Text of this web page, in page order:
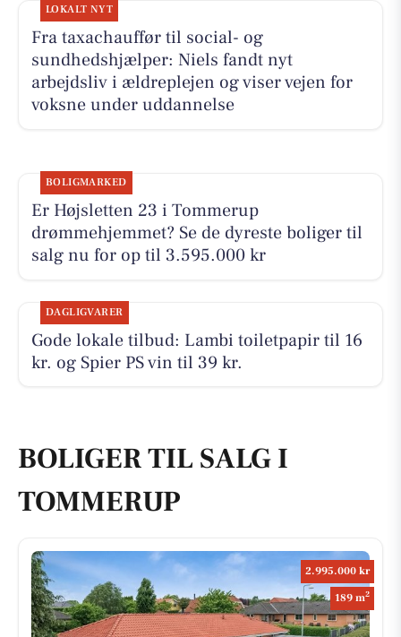
LOKALT NYT
Fra taxachauffør til social- og
sundhedshjælper: Niels fandt nyt
arbejdsliv i ældreplejen og viser vejen for
voksne under uddannelse
BOLIGMARKED
Er Højsletten 23 i Tommerup
drømmehjemmet? Se de dyreste boliger til
salg nu for op til 3.595.000 kr
DAGLIGVARER
Gode lokale tilbud: Lambi toiletpapir til 16
kr. og Spier PS vin til 39 kr.
BOLIGER TIL SALG I
TOMMERUP
2.995.000 kr
189 m2